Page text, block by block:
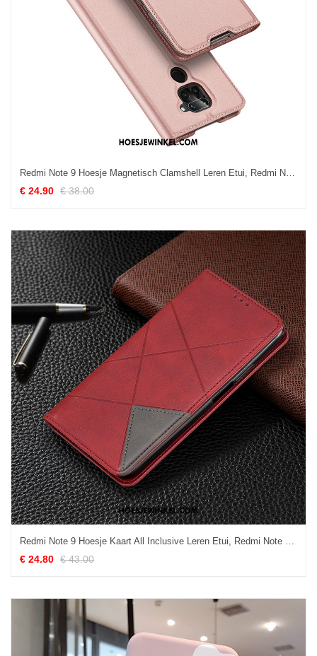
Redmi Note 9 Hoesje Magnetisch Clamshell Leren Etui, Redmi Note 9 Hoesje Mobiele Telefoon Roze Beige
€ 24.90 € 38.00
Redmi Note 9 Hoesje Kaart All Inclusive Leren Etui, Redmi Note 9 Hoesje Mini Portemonnee Beige
€ 24.80 € 43.00